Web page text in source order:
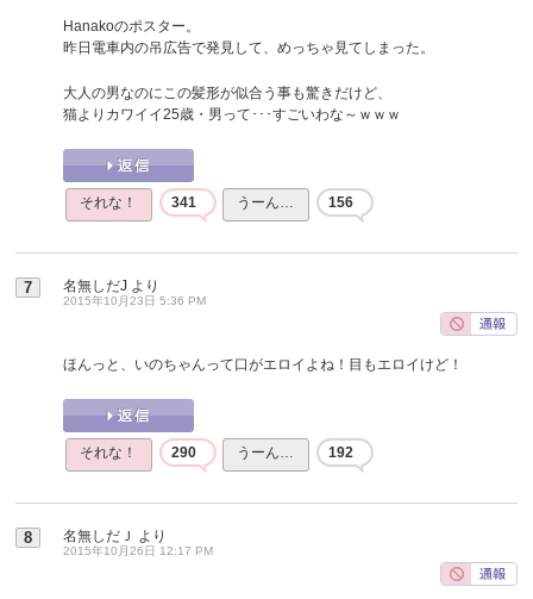
Hanakoのポスター。
昨日電車内の吊広告で発見して、めっちゃ見てしまった。
大人の男なのにこの髪形が似合う事も驚きだけど、
猫よりカワイイ25歳・男って･･･すごいわな～ｗｗｗ
それな！ 341 うーん… 156
7 名無しだJ より
2015年10月23日 5:36 PM
ほんっと、いのちゃんって口がエロイよね！目もエロイけど！
それな！ 290 うーん… 192
8 名無しだＪ より
2015年10月26日 12:17 PM